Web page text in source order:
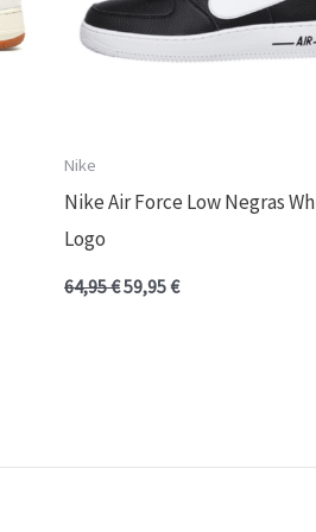
Nike
Nike Air Force Low Negras
Logo
64,95€59,95€